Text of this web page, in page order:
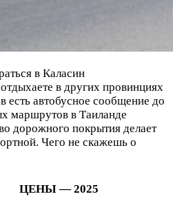
в Каласин
в других провинциях
есть автобусное сообщение до
маршрутов в Таиланде
дорожного покрытия делает
Чего не скажешь о
ЦЕНЫ — 2025